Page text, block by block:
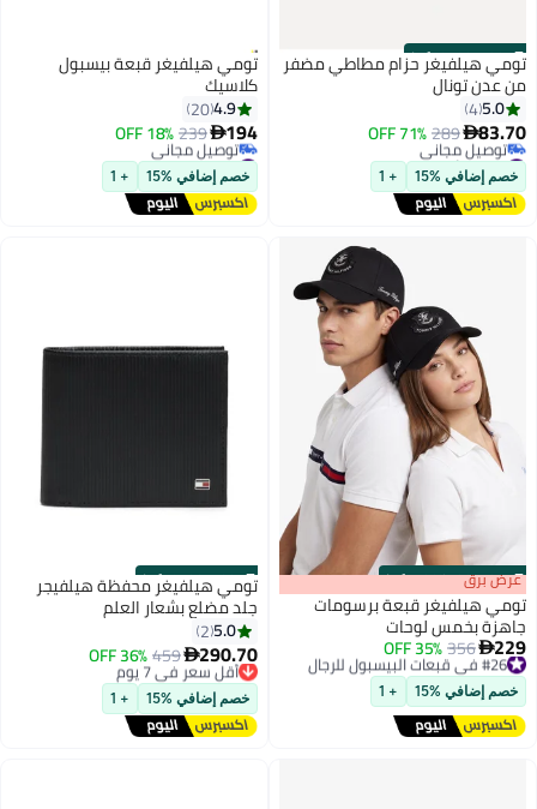
00m:00s
·
3 Left
2
تومي هيلفيغر حزام مطاطي مضفر
من عدن تونال
5.0
4
83.70
289
71% OFF
#6 في أحزمة رجالية
أقل سعر في السنة
توصيل مجاني
#6 في أحزمة رجالية
خصم إضافي %15 + 1
تومي هيلفيغر قبعة بيسبول
كلاسيك
4.9
20
194
239
18% OFF
#32 في قبعات البيسبول للرجال
أقل سعر في 30 يوم
توصيل مجاني
#32 في قبعات البيسبول للرجال
خصم إضافي %15 + 1
00m:00s
·
100% Left
2
عرض برق
تومي هيلفيغر قبعة برسومات
جاهزة بخمس لوحات
229
356
35% OFF #26 في قبعات البيسبول للرجال
توصيل مجاني
#26 في قبعات البيسبول للرجال
خصم إضافي %15 + 1
00m:00s
·
6 Left
2
تومي هيلفيغر محفظة هيلفيجر
جلد مضلع بشعار العلم
5.0
2
290.70
459
36% OFFأقل سعر في 7 يوم
توصيل مجاني
أقل سعر في 7 يوم
خصم إضافي %15 + 1